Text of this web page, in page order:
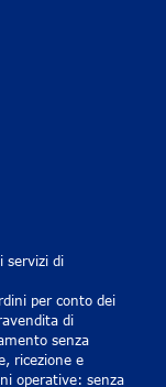
servizi di
per conto dei
di
senza
ricezione e
operative: senza